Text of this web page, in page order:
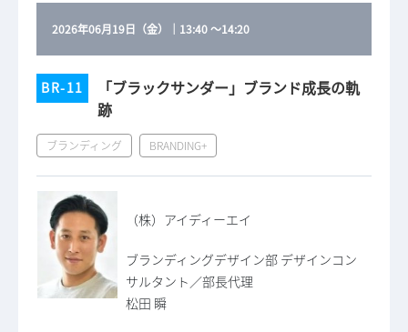
2026年06月19日（金） ｜ 13:40～14:20
BR-11
「ブラックサンダー」ブランド成長の軌
跡
ブランディング BRANDING+
（株）アイディーエイ
ブランディングデザイン部 デザインコン
サルタント／部長代理
松田 瞬